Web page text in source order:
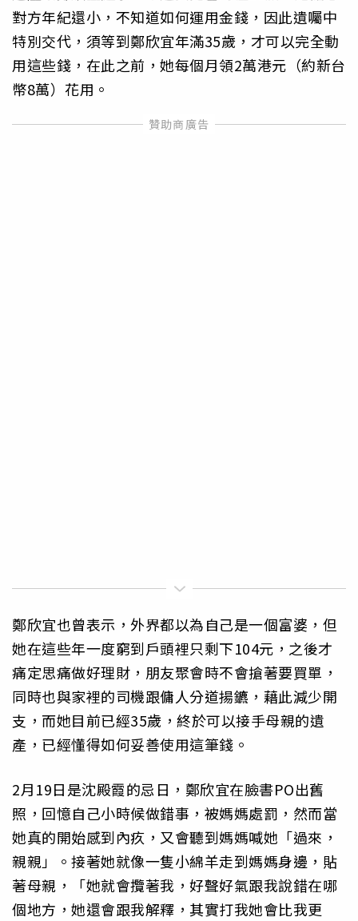
對方年紀還小，不知道如何運用金錢，因此遺囑中
特別交代，須等到鄭欣宜年滿35歲，才可以完全動
用這些錢，在此之前，她每個月領2萬港元（約新台
幣8萬）花用。
鄭欣宜也曾表示，外界都以為自己是一個富婆，但
她在這些年一度窮到戶頭裡只剩下104元，之後才
痛定思痛做好理財，朋友聚會時不會搶著要買單，
同時也與家裡的司機跟傭人分道揚鑣，藉此減少開
支，而她目前已經35歲，終於可以接手母親的遺
產，已經懂得如何妥善使用這筆錢。
2月19日是沈殿霞的忌日，鄭欣宜在臉書PO出舊
照，回憶自己小時候做錯事，被媽媽處罰，然而當
她真的開始感到內疚，又會聽到媽媽喊她「過來，
親親」。接著她就像一隻小綿羊走到媽媽身邊，貼
著母親，「她就會攬著我，好聲好氣跟我說錯在哪
個地方，她還會跟我解釋，其實打我她會比我更